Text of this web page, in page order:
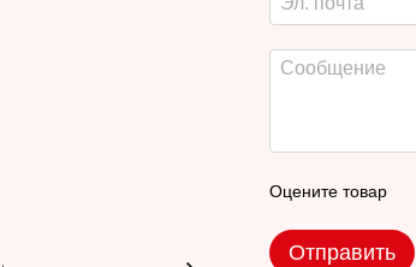
Оцените товар
Отправить